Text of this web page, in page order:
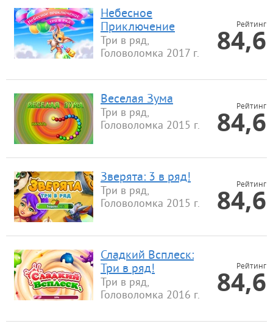
Небесное
Приключение
Три в ряд,
Головоломка 2017 г.
Рейтинг
84,6
Веселая Зума
Три в ряд,
Головоломка 2015 г.
Рейтинг
84,6
Зверята: 3 в ряд!
Три в ряд,
Головоломка 2015 г.
Рейтинг
84,6
Сладкий Всплеск:
Три в ряд!
Три в ряд,
Головоломка 2016 г.
Рейтинг
84,6